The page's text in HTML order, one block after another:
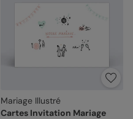
Mariage Illustré
Cartes Invitation Mariage